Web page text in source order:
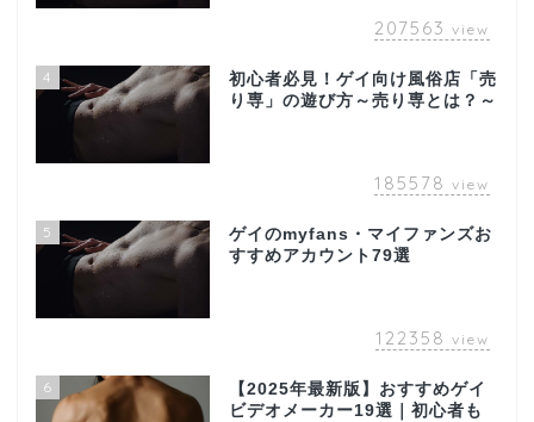
207563 view
4
初心者必見！ゲイ向け風俗店「売
り専」の遊び方～売り専とは？～
185578 view
5
ゲイのmyfans・マイファンズお
すすめアカウント79選
122358 view
6
【2025年最新版】おすすめゲイ
ビデオメーカー19選｜初心者も